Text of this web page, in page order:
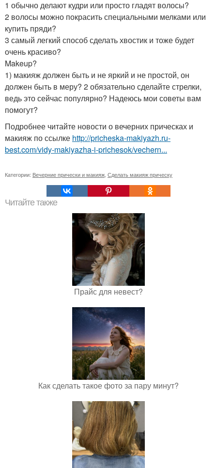
1 обычно делают кудри или просто гладят волосы?
2 волосы можно покрасить специальными мелками или
купить пряди?
3 самый легкий способ сделать хвостик и тоже будет
очень красиво?
Makeup?
1) макияж должен быть и не яркий и не простой, он
должен быть в меру? 2 обязательно сделайте стрелки,
ведь это сейчас популярно? Надеюсь мои советы вам
помогут?
Подробнее читайте новости о вечерних прическах и
макияж по ссылке http://pricheska-makiyazh.ru-
best.com/vidy-makiyazha-i-prichesok/vechern...
Категории: Вечерние прически и макияж Сделать макияж прическу
Читайте также
Прайс для невест?
Как сделать такое фото за пару минут?